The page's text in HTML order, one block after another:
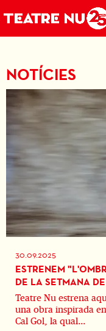
NOTÍCIES
30.09.2025
ESTRENEM
DE LA SETMANA
Teatre Nu estrena
una obra inspirada
Cal Gol, la qual...